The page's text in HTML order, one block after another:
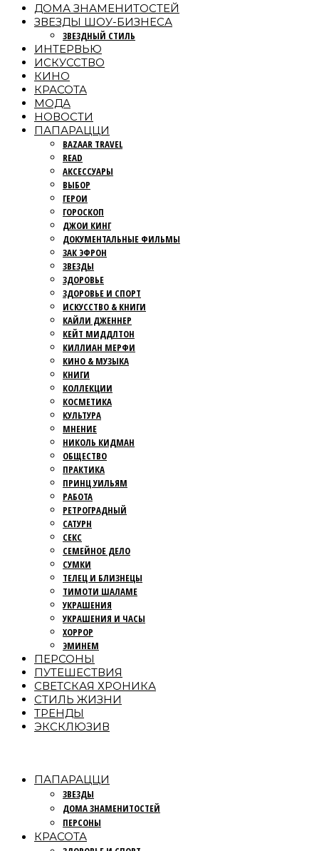
ДОМА ЗНАМЕНИТОСТЕЙ
ЗВЕЗДЫ ШОУ-БИЗНЕСА
ЗВЕЗДНЫЙ СТИЛЬ
ИНТЕРВЬЮ
ИСКУССТВО
КИНО
КРАСОТА
МОДА
НОВОСТИ
ПАПАРАЦЦИ
BAZAAR TRAVEL
READ
АКСЕССУАРЫ
ВЫБОР
ГЕРОИ
ГОРОСКОП
ДЖОИ КИНГ
ДОКУМЕНТАЛЬНЫЕ ФИЛЬМЫ
ЗАК ЭФРОН
ЗВЕЗДЫ
ЗДОРОВЬЕ
ЗДОРОВЬЕ И СПОРТ
ИСКУССТВО & КНИГИ
КАЙЛИ ДЖЕННЕР
КЕЙТ МИДДЛТОН
КИЛЛИАН МЕРФИ
КИНО & МУЗЫКА
КНИГИ
КОЛЛЕКЦИИ
КОСМЕТИКА
КУЛЬТУРА
МНЕНИЕ
НИКОЛЬ КИДМАН
ОБЩЕСТВО
ПРАКТИКА
ПРИНЦ УИЛЬЯМ
РАБОТА
РЕТРОГРАДНЫЙ
САТУРН
СЕКС
СЕМЕЙНОЕ ДЕЛО
СУМКИ
ТЕЛЕЦ И БЛИЗНЕЦЫ
ТИМОТИ ШАЛАМЕ
УКРАШЕНИЯ
УКРАШЕНИЯ И ЧАСЫ
ХОРРОР
ЭМИНЕМ
ПЕРСОНЫ
ПУТЕШЕСТВИЯ
СВЕТСКАЯ ХРОНИКА
СТИЛЬ ЖИЗНИ
ТРЕНДЫ
ЭКСКЛЮЗИВ
ПАПАРАЦЦИ
ЗВЕЗДЫ
ДОМА ЗНАМЕНИТОСТЕЙ
ПЕРСОНЫ
КРАСОТА